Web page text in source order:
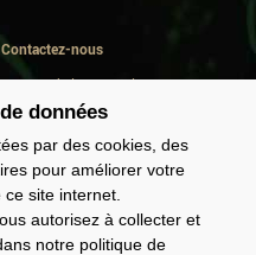
Contactez-nous
Avenue de la Repentie
79460 Magné
Tél. +33(0) 5 49 35 90 47
info@marais-poitevin.com
données
par des cookies, des
pour améliorer votre
site internet.
autorisez à collecter et
notre politique de